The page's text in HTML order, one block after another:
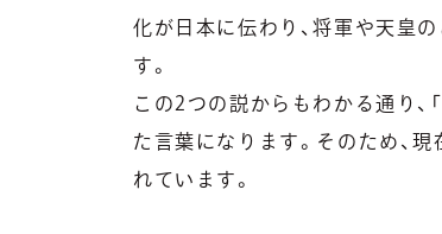
化が日本に伝わり、将軍や天皇
す。
この2つの説からもわかる通り、
た言葉になります。そのため、
れています。